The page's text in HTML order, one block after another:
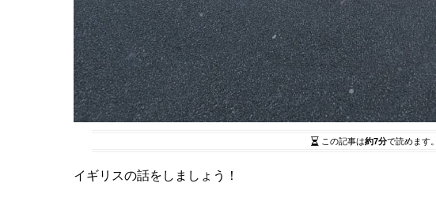
この記事は約7分で読めます。
イギリスの話をしましょう！